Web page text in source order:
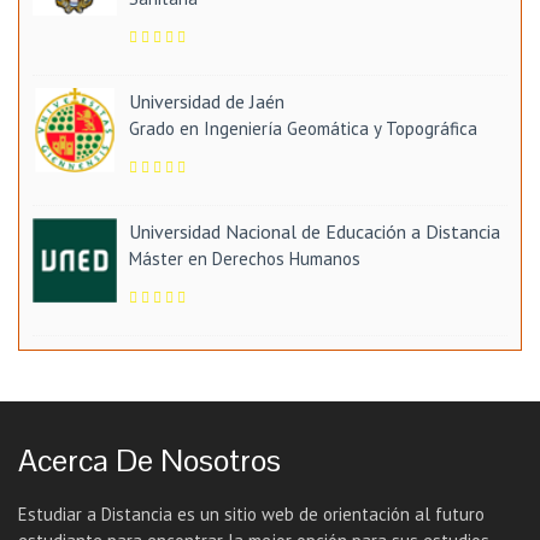
Universidad de Jaén
Grado en Ingeniería Geomática y Topográfica
Universidad Nacional de Educación a Distancia
Máster en Derechos Humanos
Acerca De Nosotros
Estudiar a Distancia es un sitio web de orientación al futuro